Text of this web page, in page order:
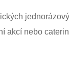
akcí nebo